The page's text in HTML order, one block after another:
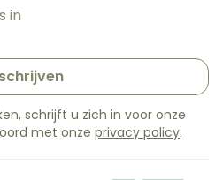
schrijft u zich in voor onze
met onze privacy policy.